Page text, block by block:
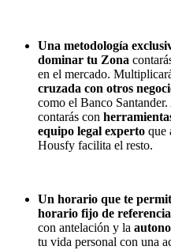
Una metodología
dominar tu Zona
en el mercado.
cruzada con otros
como el Banco
contarás con
equipo legal experto que
Housfy facilita el resto.
Un horario que te
horario fijo de referencia
con antelación y la
tu vida personal con una